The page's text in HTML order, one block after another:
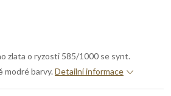
zlata o ryzosti 585/1000 se synt.
modré barvy. Detailní informace